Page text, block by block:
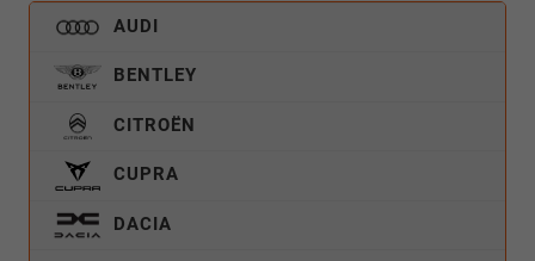
AUDI
BENTLEY
CITROËN
CUPRA
DACIA